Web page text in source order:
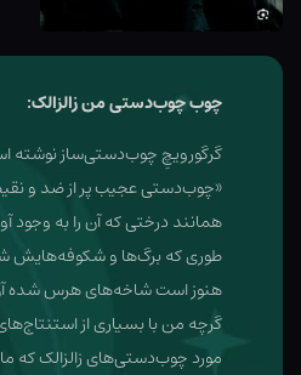
چوب چوب‌دستی من زالزالک:
گرگورویچِ چوب‌دستی‌ساز نوشته
«چوب‌دستی عجیب پر از ضد و
همانند درختی که آن را به وجود
طوری که برگ‌ها و شکوفه‌هایش
هنوز است شاخه‌های هرس شده
گرچه من با بسیاری از
مورد چوب‌دستی‌های زالزالک که